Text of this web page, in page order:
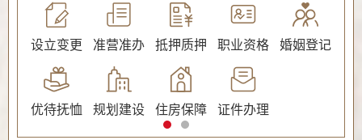
设立变更 准营准办 抵押质押 职业资格 婚姻登记
优待抚恤 规划建设 住房保障 证件办理